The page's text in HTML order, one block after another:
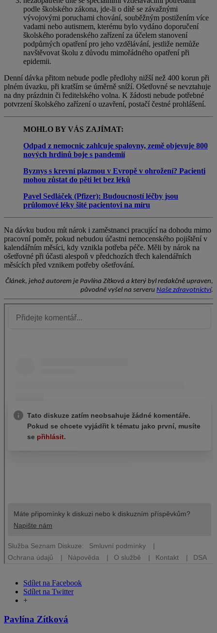
podle školského zákona, jde-li o dítě se závažnými
vývojovými poruchami chování, souběžným postižením více
vadami nebo autismem, kterému bylo vydáno doporučení
školského poradenského zařízení za účelem stanovení
podpůrných opatření pro jeho vzdělávání, jestliže nemůže
navštěvovat školu z důvodu mimořádného opatření při
epidemii.
Denní dávka přitom nebude podle předlohy nižší než 400 korun při
plném úvazku, při kratším se úměrně sníží. Ošetřovné se nevztahuje
na dny prázdnin či ředitelského volna. K žádosti nebude potřebné
potvrzení školského zařízení o uzavření, postačí čestné prohlášení.
MOHLO BY VÁS ZAJÍMAT:
Odpad z nemocnic zahlcuje spalovny, země objevuje 800
nových hrdinů boje s pandemií
Byznys s krevní plazmou v Evropě v ohrožení? Pacienti
mohou zůstat do pěti let bez léků
Pavel Sedláček (Pfizer): Budoucností léčby jsou
průlomové léky šité pacientovi na míru
Na dávku budou mít nárok i zaměstnanci pracující na dohodu mimo
pracovní poměr, pokud nebudou účastni nemocenského pojištění v
kalendářním měsíci, kdy vznikla potřeba péče. Měli by nárok na
ošetřovné při účasti alespoň v předchozích třech kalendářních
měsících před vznikem potřeby ošetřování.
Článek, jehož autorem je Pavlína Zítková a který byl redakčně upraven,
původně vyšel na serveru Naše zdravotnictví.
Sdílet na Facebook
Sdílet na Twitter
+
Pavlína Zítková